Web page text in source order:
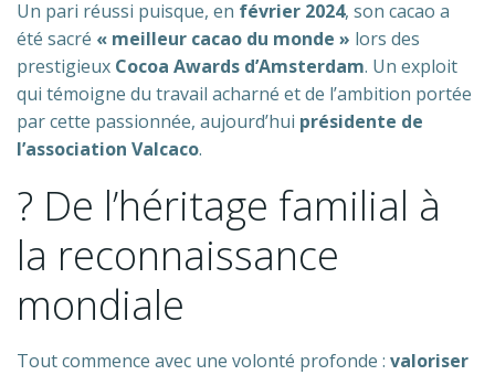
Un pari réussi puisque, en février 2024, son cacao a
été sacré « meilleur cacao du monde » lors des
prestigieux Cocoa Awards d’Amsterdam. Un exploit
qui témoigne du travail acharné et de l’ambition portée
par cette passionnée, aujourd’hui présidente de
l’association Valcaco.
? De l’héritage familial à
la reconnaissance
mondiale
Tout commence avec une volonté profonde : valoriser